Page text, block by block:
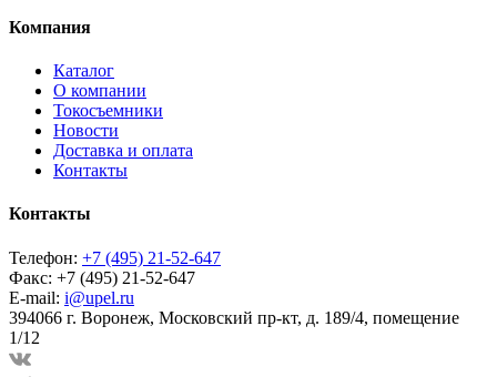
Компания
Каталог
О компании
Токосъемники
Новости
Доставка и оплата
Контакты
Контакты
Телефон: +7 (495) 21-52-647
Факс: +7 (495) 21-52-647
E-mail: i@upel.ru
394066 г. Воронеж, Московский пр-кт, д. 189/4, помещение
1/12